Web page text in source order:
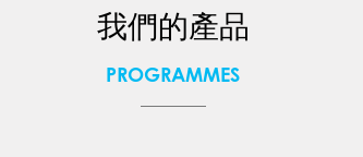
我們的產品
PROGRAMMES